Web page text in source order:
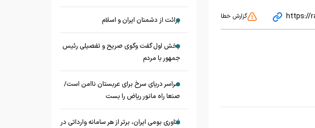
https:// گزارش خطا برائت از دشمنان ایران و اسلام
بخش اول گفت وگوی صریح و تفصیلی رئیس
جمهور با مردم
سراسر دریای سرخ برای عربستان ناامن است/
صنعا راه مانور ریاض را بست
فناوری بومی ایران، برتر از هر سامانه وارداتی در